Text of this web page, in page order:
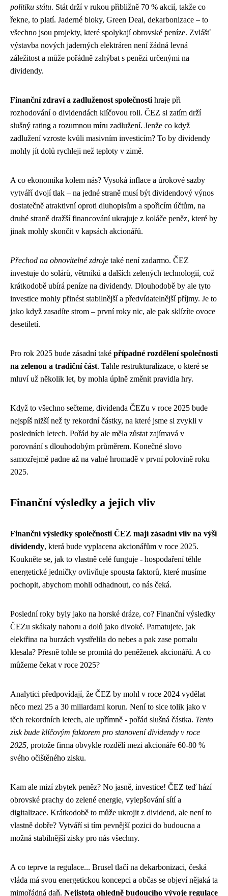
politiku státu. Stát drží v rukou přibližně 70 % akcií, takže co
řekne, to platí. Jaderné bloky, Green Deal, dekarbonizace – to
všechno jsou projekty, které spolykají obrovské peníze. Zvlášť
výstavba nových jaderných elektráren není žádná levná
záležitost a může pořádně zahýbat s penězi určenými na
dividendy.
Finanční zdraví a zadluženost společnosti hraje při
rozhodování o dividendách klíčovou roli. ČEZ si zatím drží
slušný rating a rozumnou míru zadlužení. Jenže co když
zadlužení vzroste kvůli masivním investicím? To by dividendy
mohly jít dolů rychleji než teploty v zimě.
A co ekonomika kolem nás? Vysoká inflace a úrokové sazby
vytváří dvojí tlak – na jedné straně musí být dividendový výnos
dostatečně atraktivní oproti dluhopisům a spořicím účtům, na
druhé straně dražší financování ukrajuje z koláče peněz, které by
jinak mohly skončit v kapsách akcionářů.
Přechod na obnovitelné zdroje také není zadarmo. ČEZ
investuje do solárů, větrníků a dalších zelených technologií, což
krátkodobě ubírá peníze na dividendy. Dlouhodobě by ale tyto
investice mohly přinést stabilnější a předvídatelnější příjmy. Je to
jako když zasadíte strom – první roky nic, ale pak sklízíte ovoce
desetiletí.
Pro rok 2025 bude zásadní také případné rozdělení společnosti
na zelenou a tradiční část. Tahle restrukturalizace, o které se
mluví už několik let, by mohla úplně změnit pravidla hry.
Když to všechno sečteme, dividenda ČEZu v roce 2025 bude
nejspíš nižší než ty rekordní částky, na které jsme si zvykli v
posledních letech. Pořád by ale měla zůstat zajímavá v
porovnání s dlouhodobým průměrem. Konečné slovo
samozřejmě padne až na valné hromadě v první polovině roku
2025.
Finanční výsledky a jejich vliv
Finanční výsledky společnosti ČEZ mají zásadní vliv na výši
dividendy, která bude vyplacena akcionářům v roce 2025.
Koukněte se, jak to vlastně celé funguje - hospodaření téhle
energetické jedničky ovlivňuje spousta faktorů, které musíme
pochopit, abychom mohli odhadnout, co nás čeká.
Poslední roky byly jako na horské dráze, co? Finanční výsledky
ČEZu skákaly nahoru a dolů jako divoké. Pamatujete, jak
elektřina na burzách vystřelila do nebes a pak zase pomalu
klesala? Přesně tohle se promítá do peněženek akcionářů. A co
můžeme čekat v roce 2025?
Analytici předpovídají, že ČEZ by mohl v roce 2024 vydělat
něco mezi 25 a 30 miliardami korun. Není to sice tolik jako v
těch rekordních letech, ale upřímně - pořád slušná částka. Tento
zisk bude klíčovým faktorem pro stanovení dividendy v roce
2025, protože firma obvykle rozdělí mezi akcionáře 60-80 %
svého očištěného zisku.
Kam ale mizí zbytek peněz? No jasně, investice! ČEZ teď hází
obrovské prachy do zelené energie, vylepšování sítí a
digitalizace. Krátkodobě to může ukrojit z dividend, ale není to
vlastně dobře? Vytváří si tím pevnější pozici do budoucna a
možná stabilnější zisky pro nás všechny.
A co teprve ta regulace... Brusel tlačí na dekarbonizaci, česká
vláda má svou energetickou koncepci a občas se objeví nějaká ta
mimořádná daň. Nejistota ohledně budoucího vývoje regulace